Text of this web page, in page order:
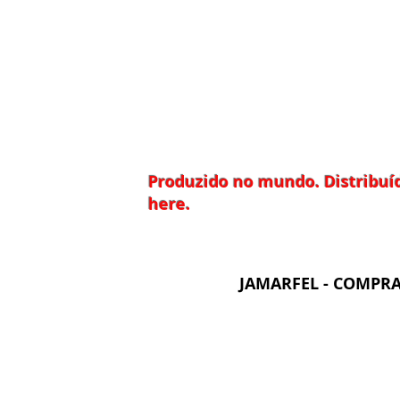
Produzido no mundo.
here.
JAMARFEL -